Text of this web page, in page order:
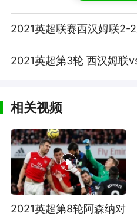
相关视频
2021英超第8轮阿森纳对